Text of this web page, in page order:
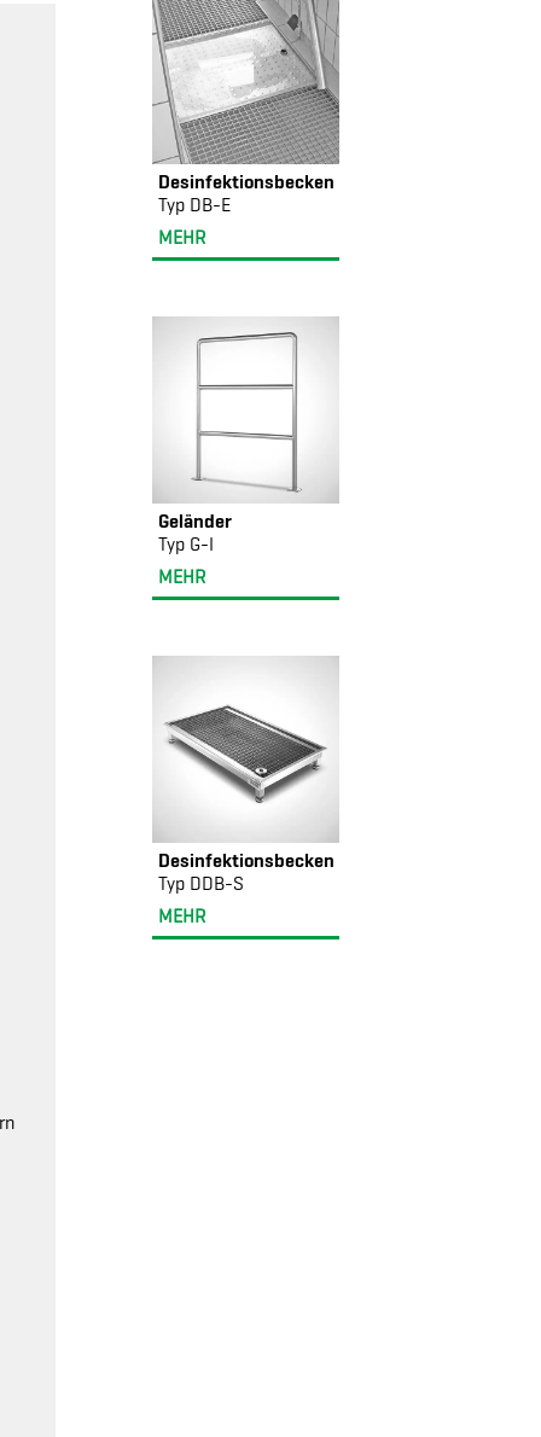
Desinfektionsbecken
Typ DB-E
MEHR
Geländer
Typ G-I
MEHR
Desinfektionsbecken
Typ DDB-S
MEHR